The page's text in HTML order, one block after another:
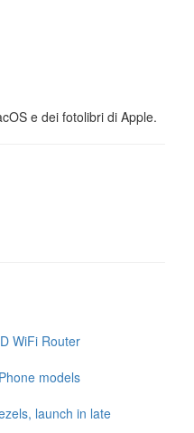
e dei fotolibri di Apple.
WiFi Router
models
launch in late